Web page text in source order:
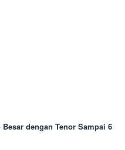
dengan Tenor Sampai 6